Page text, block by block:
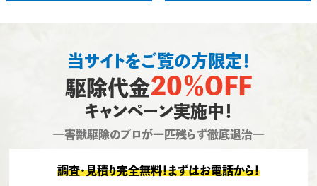
当サイトをご覧の方限定！
駆除代金20％OFF
キャンペーン実施中！
―害獣駆除のプロが一匹残らず徹底退治―
調査・見積り完全無料！まずはお電話から！